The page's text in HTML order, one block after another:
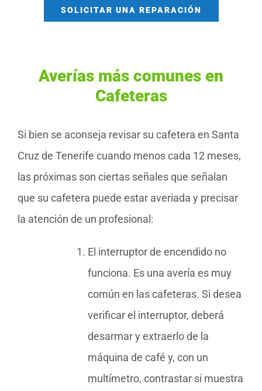
SOLICITAR UNA REPARACIÓN
Averías más comunes en
Cafeteras
Si bien se aconseja revisar su cafetera en Santa
Cruz de Tenerife cuando menos cada 12 meses,
las próximas son ciertas señales que señalan
que su cafetera puede estar averiada y precisar
la atención de un profesional:
El interruptor de encendido no
funciona. Es una avería es muy
común en las cafeteras. Si desea
verificar el interruptor, deberá
desarmar y extraerlo de la
máquina de café y, con un
multímetro, contrastar si muestra